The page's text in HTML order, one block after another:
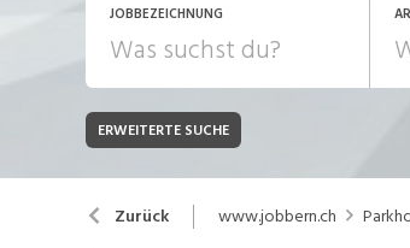
JOBBEZEICHNUNG
JOB-TYP
Festanstellung
Bank, Versicherung
Chemie, Pharma, Biotechnologie
ERWEITERTE SUCHE
Zurück www.jobbern.ch